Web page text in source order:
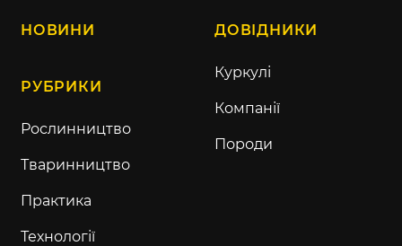
НОВИНИ
РУБРИКИ
Рослинництво
Тваринництво
Практика
Технології
ДОВІДНИКИ
Куркулі
Компанії
Породи